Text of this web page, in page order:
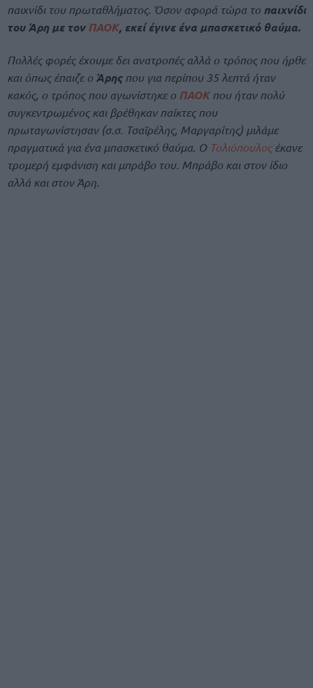
παιχνίδι του πρωταθλήματος. Όσον αφορά τώρα το παιχνίδι
του Άρη με τονΠΑΟΚ, εκεί έγινε ένα μπασκετικό θαύμα.
Πολλές φορές έχουμε δει ανατροπές αλλά ο τρόπος που ήρθε
και όπως έπαιζε ο Άρηςπου για περίπου 35 λεπτά ήταν
κακός, ο τρόπος που αγωνίστηκε ο ΠΑΟΚπου ήταν πολύ
συγκεντρωμένος και βρέθηκαν παίκτες που
πρωταγωνίστησαν (σ.σ. Τσαϊρέλης, Μαργαρίτης) μιλάμε
πραγματικά για ένα μπασκετικό θαύμα. Ο Τολιόπουλοςέκανε
τρομερή εμφάνιση και μπράβο του. Μπράβο και στον ίδιο
αλλά και στον Άρη.